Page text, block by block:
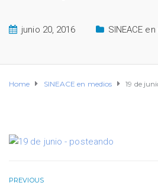
junio 20, 2016 SINEACE
Home SINEACE en medios 19 de
PREVIOUS